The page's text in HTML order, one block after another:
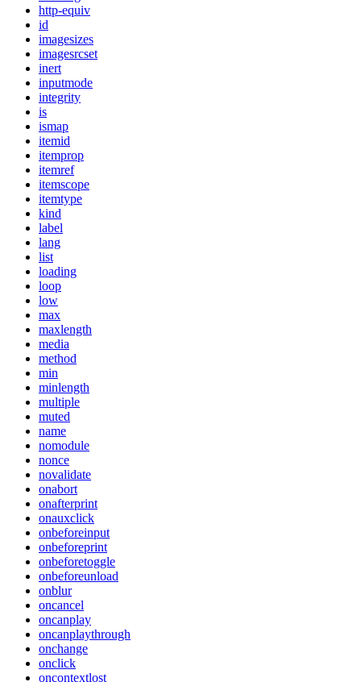
http-equiv
id
imagesizes
imagesrcset
inert
inputmode
integrity
is
ismap
itemid
itemprop
itemref
itemscope
itemtype
kind
label
lang
list
loading
loop
low
max
maxlength
media
method
min
minlength
multiple
muted
name
nomodule
nonce
novalidate
onabort
onafterprint
onauxclick
onbeforeinput
onbeforeprint
onbeforetoggle
onbeforeunload
onblur
oncancel
oncanplay
oncanplaythrough
onchange
onclick
oncontextlost